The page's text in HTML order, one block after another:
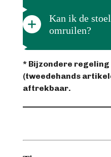
Kan ik de
omruilen?
* Bijzondere
(tweedehands
aftrekbaar.